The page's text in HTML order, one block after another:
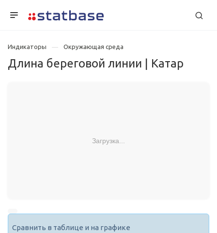
Индикаторы Окружающая среда
Длина береговой линии | Катар
Загрузка...
Сравнить в таблице и на графике